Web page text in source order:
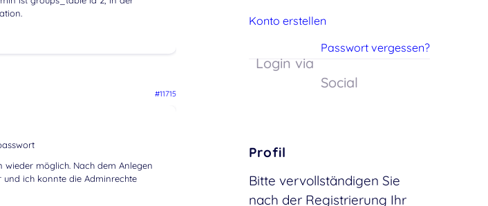
#11715
möglich. Nach dem Anlegen
und ich konnte die Adminrechte
Konto erstellen
Passwort vergessen?
Login via
Social
Profil
Bitte vervollständigen Sie
nach der Registrierung Ihr